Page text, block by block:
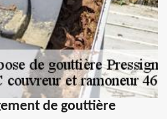
de gouttière